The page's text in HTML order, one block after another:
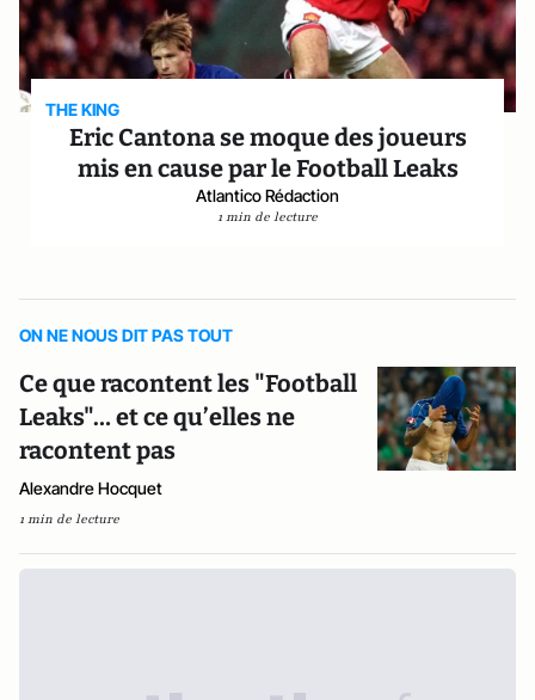
THE KING
Eric Cantona se moque des joueurs
mis en cause par le Football Leaks
Atlantico Rédaction
1 min de lecture
ON NE NOUS DIT PAS TOUT
Ce que racontent les "Football
Leaks"… et ce qu’elles ne
racontent pas
Alexandre Hocquet
1 min de lecture